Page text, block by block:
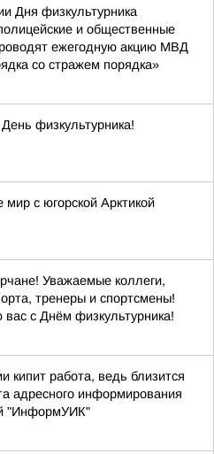
Дня физкультурника
и общественные
ежегодную акцию МВД
со стражем порядка»
физкультурника!
мир с югорской Арктикой
Уважаемые коллеги,
тренеры и спортсмены!
с Днём физкультурника!
кипит работа, ведь близится
адресного информирования
"ИнформУИК"